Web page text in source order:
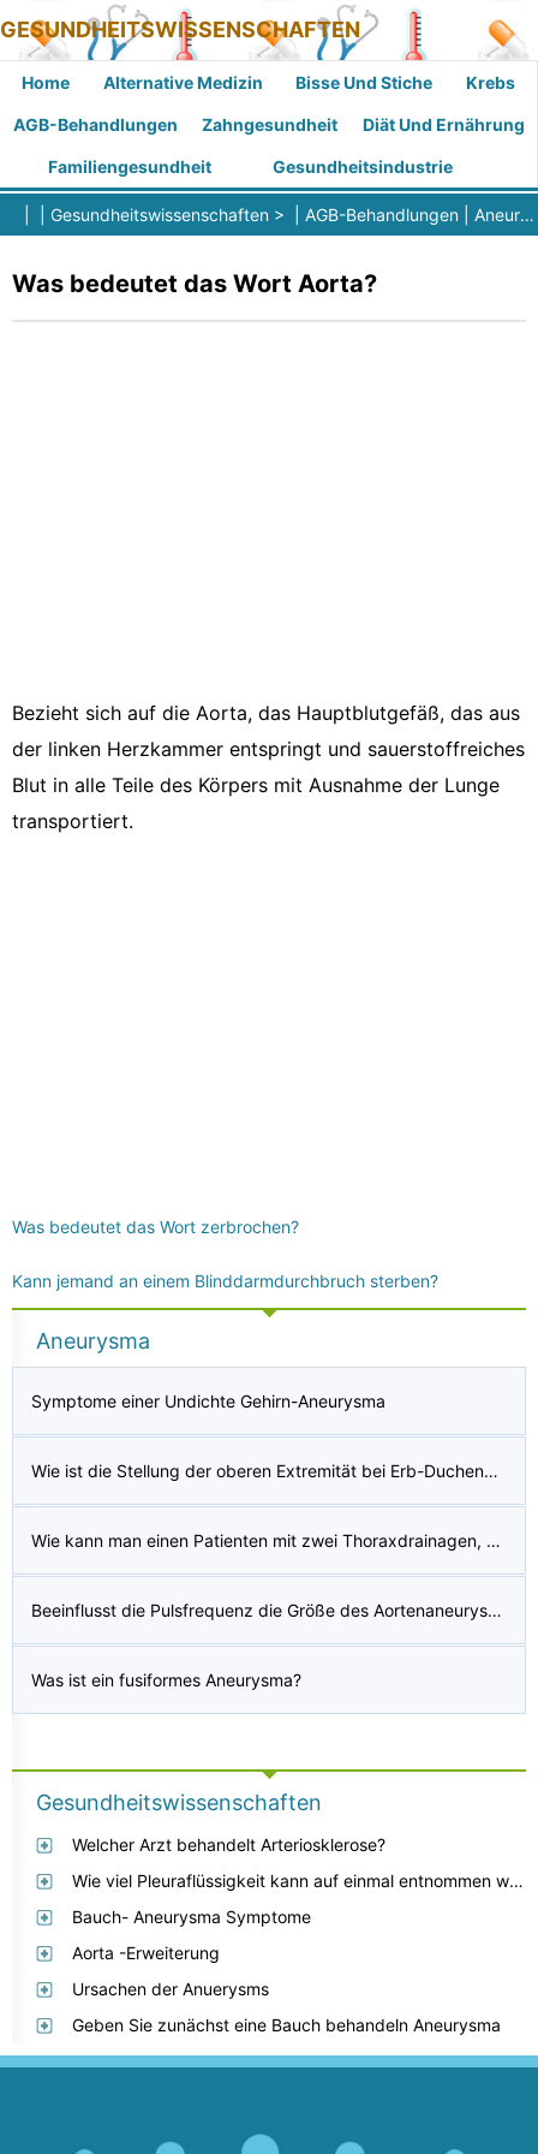
GESUNDHEITSWISSENSCHAFTEN
Home Alternative Medizin Bisse Und Stiche Krebs
AGB-Behandlungen Zahngesundheit Diät Und Ernährung
Familiengesundheit Gesundheitsindustrie
Gesundheitswissenschaften > | AGB-Behandlungen Aneurysma
Was bedeutet das Wort Aorta?
Bezieht sich auf die Aorta, das Hauptblutgefäß, das aus
der linken Herzkammer entspringt und sauerstoffreiches
Blut in alle Teile des Körpers mit Ausnahme der Lunge
transportiert.
Was bedeutet das Wort zerbrochen?
Kann jemand an einem Blinddarmdurchbruch sterben?
Aneurysma
Symptome einer Undichte Gehirn-Aneurysma
Wie ist die Stellung der oberen Extremität bei Erb-Duchenne-Lähmung?
Wie kann man einen Patienten mit zwei Thoraxdrainagen, die an das Pleur-Evac-Drainagesystem angeschlossen sind, ambulieren?
Beeinflusst die Pulsfrequenz die Größe des Aortenaneurysmas?
Was ist ein fusiformes Aneurysma?
Gesundheitswissenschaften
Welcher Arzt behandelt Arteriosklerose?
Wie viel Pleuraflüssigkeit kann auf einmal entnommen werden?
Bauch- Aneurysma Symptome
Aorta -Erweiterung
Ursachen der Anuerysms
Geben Sie zunächst eine Bauch behandeln Aneurysma